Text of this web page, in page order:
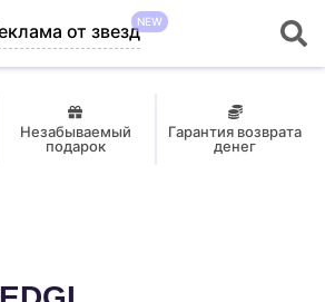
от звездNEW
Незабываемый
подарок
Гарантия возврата
денег